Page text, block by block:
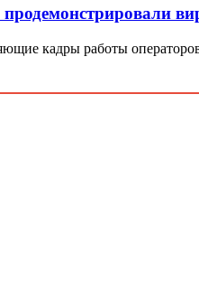
кадры работы